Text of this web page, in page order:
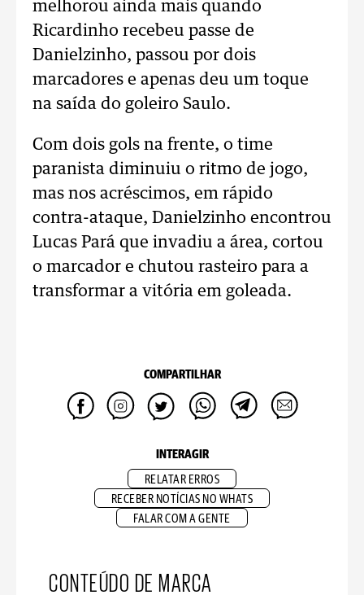
melhorou ainda mais quando
Ricardinho recebeu passe de
Danielzinho, passou por dois
marcadores e apenas deu um toque
na saída do goleiro Saulo.
Com dois gols na frente, o time
paranista diminuiu o ritmo de jogo,
mas nos acréscimos, em rápido
contra-ataque, Danielzinho encontrou
Lucas Pará que invadiu a área, cortou
o marcador e chutou rasteiro para a
transformar a vitória em goleada.
COMPARTILHAR
INTERAGIR
RELATAR ERROS
RECEBER NOTÍCIAS NO WHATS
FALAR COM A GENTE
CONTEÚDO DE MARCA